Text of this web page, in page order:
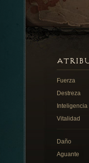
Fuerza
Destreza
Inteligencia
Vitalidad
Daño
Aguante